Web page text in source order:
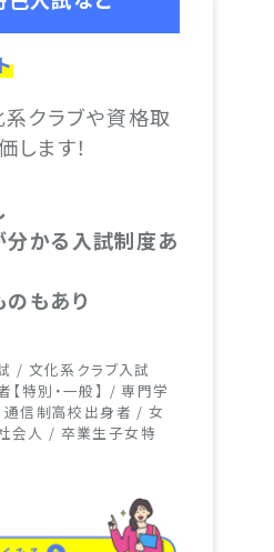
系クラブや資格取
ます！
かる入試制度あ
もあり
/ 文化系クラブ入試
【特別・一般】 / 専門学
信制高校出身者 / 女
会人 / 卒業生子女特